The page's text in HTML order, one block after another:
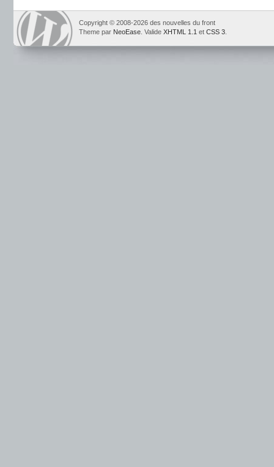
Copyright © 2008-2026 des nouvelles du front
Theme par NeoEase . Valide XHTML 1.1 et CSS 3